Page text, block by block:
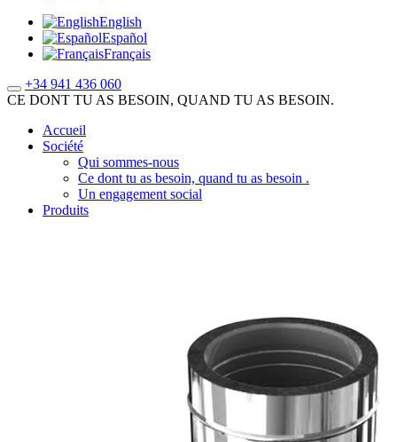
English
Español
Français
+34 941 436 060
CE DONT TU AS BESOIN, QUAND TU AS BESOIN.
Accueil
Société
Qui sommes-nous
Ce dont tu as besoin, quand tu as besoin .
Un engagement social
Produits